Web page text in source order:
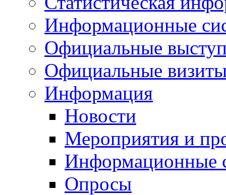
Информационные
Официальные
Официальные
Информация
Новости
Мероприятия и
Информационные
Опросы